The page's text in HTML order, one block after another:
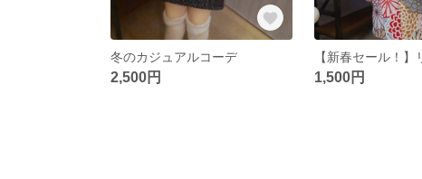
冬のカジュアルコーデ
2,500円 1,500円